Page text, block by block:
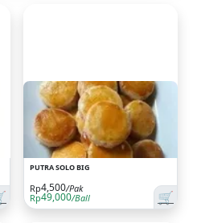
PUTRA SOLO BIG
Rp4,500/Pak
Rp49,000/Ball 🛒